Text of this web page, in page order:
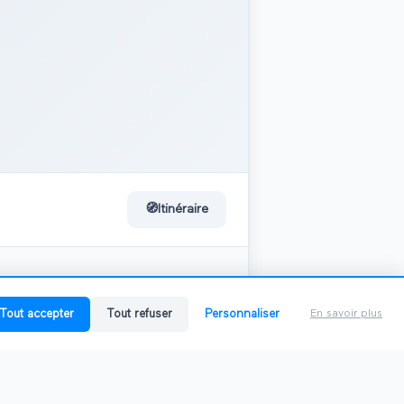
🧭 Itinéraire
Tout accepter Tout refuser Personnaliser En savoir plus